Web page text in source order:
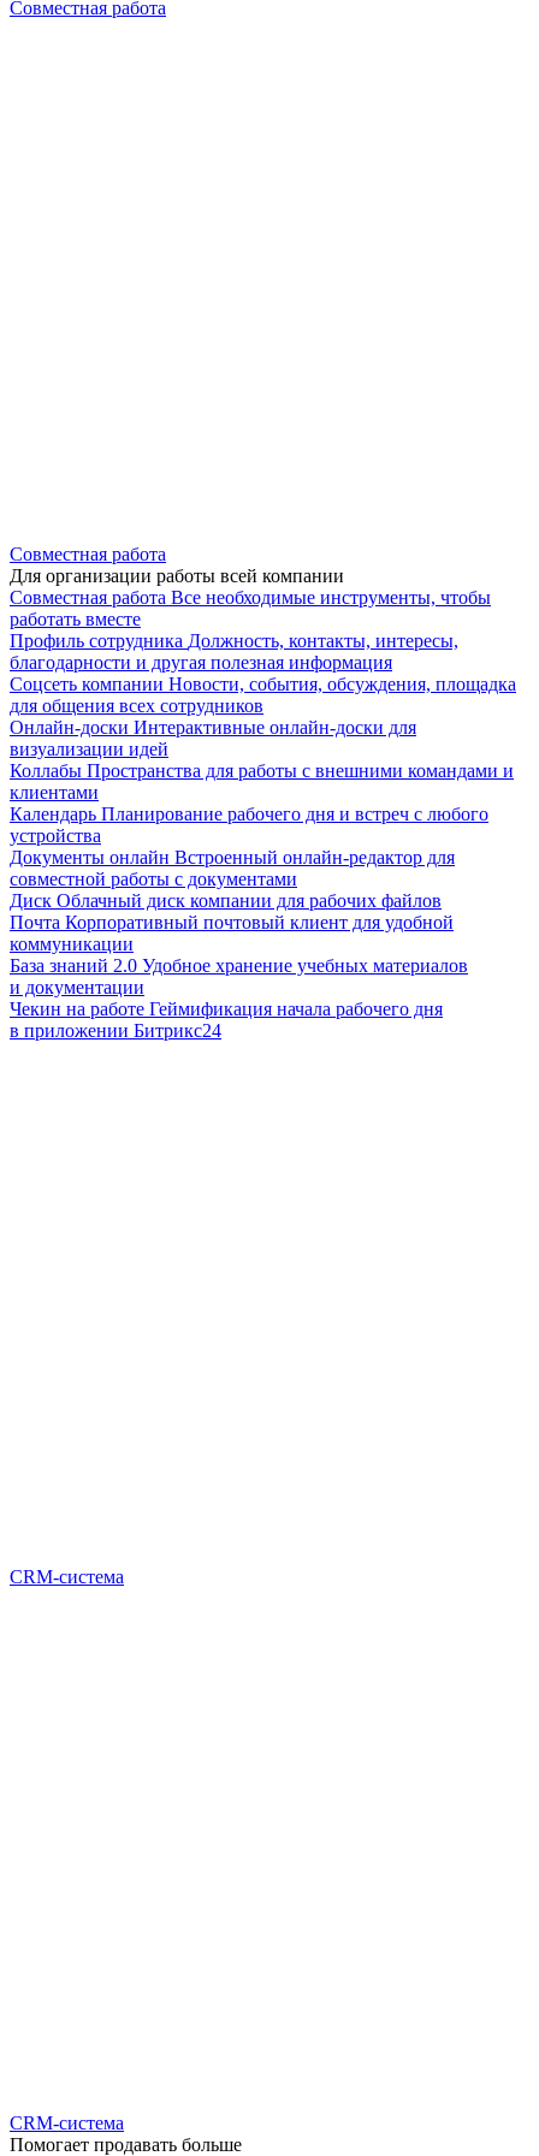
Совместная работа
Совместная работа
Для организации работы всей компании
Совместная работа Все необходимые инструменты, чтобы
работать вместе
Профиль сотрудника Должность, контакты, интересы,
благодарности и другая полезная информация
Соцсеть компании Новости, события, обсуждения, площадка
для общения всех сотрудников
Онлайн-доски Интерактивные онлайн-доски для
визуализации идей
Коллабы Пространства для работы с внешними командами и
клиентами
Календарь Планирование рабочего дня и встреч с любого
устройства
Документы онлайн Встроенный онлайн-редактор для
совместной работы с документами
Диск Облачный диск компании для рабочих файлов
Почта Корпоративный почтовый клиент для удобной
коммуникации
База знаний 2.0 Удобное хранение учебных материалов
и документации
Чекин на работе Геймификация начала рабочего дня
в приложении Битрикс24
CRM-система
CRM-система
Помогает продавать больше